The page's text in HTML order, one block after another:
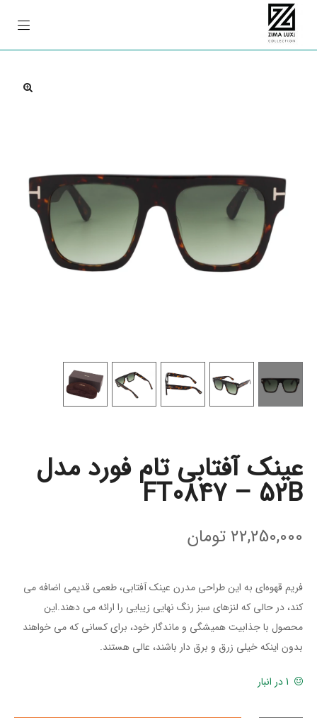
عینک آفتابی تام فورد مدل
FT0847 – 52B
22,250,000 تومان
فریم قهوه‌ای به این طراحی مدرن عینک آفتابی، طعمی قدیمی اضافه می
کند، در حالی که لنزهای سبز رنگ نهایی زیبایی را ارائه می دهند.این
محصول با جذابیت همیشگی و ماندگار خود، برای کسانی که می خواهند
بدون اینکه خیلی زرق و برق دار باشند، عالی هستند.
1 در انبار